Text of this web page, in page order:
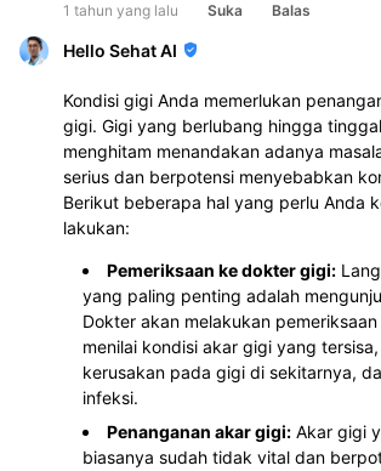
1 tahun yang lalu Suka Balas
Hello Sehat AI
Kondisi gigi Anda memerlukan
gigi. Gigi yang berlubang hingga
menghitam menandakan adanya
serius dan berpotensi menyebabkan
Berikut beberapa hal yang perlu Anda
lakukan:
Pemeriksaan ke dokter gigi:
yang paling penting adalah
Dokter akan melakukan
menilai kondisi akar gigi yang
kerusakan pada gigi di sekitarnya,
infeksi.
Penanganan akar gigi: Akar gigi
biasanya sudah tidak vital dan